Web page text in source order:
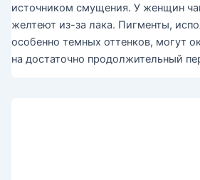
источником смущения. У женщин
желтеют из-за лака. Пигменты,
особенно темных оттенков, могут
на достаточно продолжительный